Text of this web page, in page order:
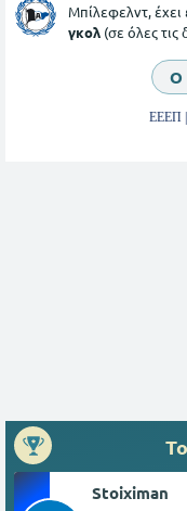
Μπίλεφελντ, έχει
γκολ (σε όλες
O
ΕΕΕΠ
Stoiximan